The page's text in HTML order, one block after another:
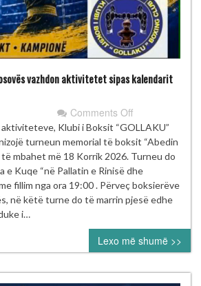
vazhdon aktivitetet sipas kalendarit
Comments Offon
Federata
e
Boksit
e
Kosovës
vazhdon
sipas
kalendarit
për
vitin
Klubi i Boksit “GOLLAKU”
turneun memorial të boksit “Abedin
të mbahet më 18 Korrik 2026. Turneu do
e Kuqe “në Pallatin e Rinisë dhe
fillim nga ora 19:00 . Përveç boksierëve
në këtë turne do të marrin pjesë edhe
i…
Lexo më shumë >>